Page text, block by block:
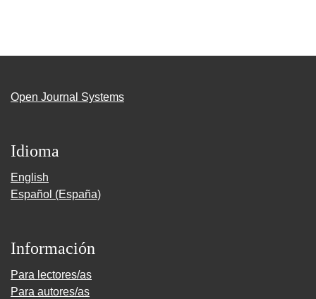
Open Journal Systems
Idioma
English
Español (España)
Información
Para lectores/as
Para autores/as